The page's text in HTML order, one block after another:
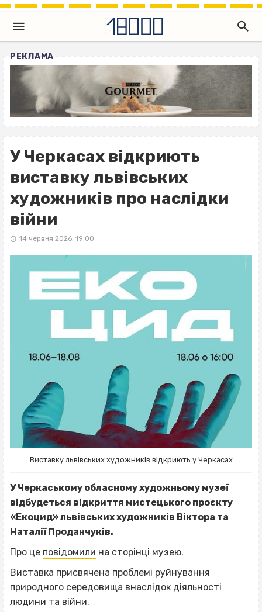
РЕКЛАМА
У Черкасах відкриють
виставку львівських
художників про наслідки
війни
14 червня 2026, 19:00
Виставку львівських художників відкриють у Черкасах
У Черкаському обласному художньому музеї
відбудеться відкриття мистецького проєкту
«Екоцид» львівських художників Віктора та
Наталії Проданчуків.
Про це повідомили на сторінці музею.
Виставка присвячена проблемі руйнування
природного середовища внаслідок діяльності
людини та війни.